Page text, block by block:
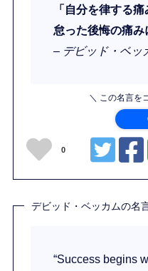
「自分を律する
怠った後悔の痛み
– デビッド・ベッ
＼ この名言を
0
デビッド・ベッカムの名
“Success begins